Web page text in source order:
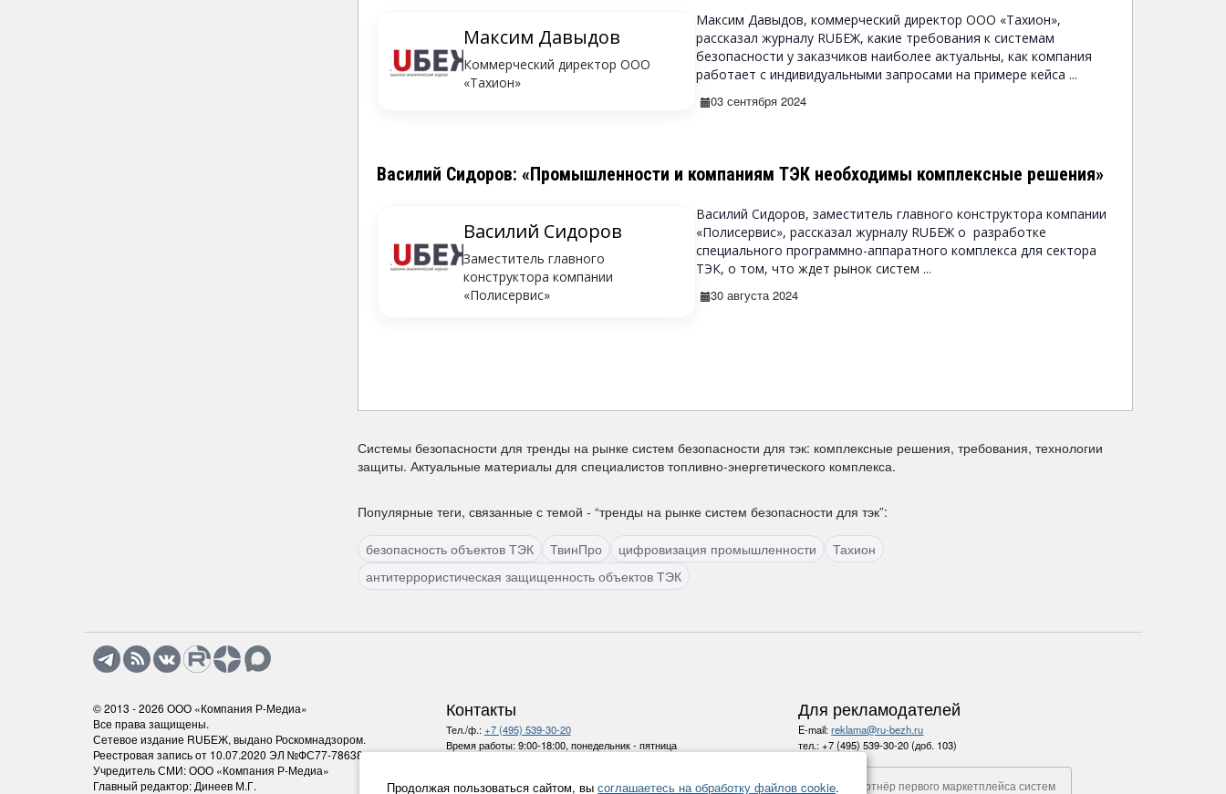
Максим Давыдов
Коммерческий директор ООО
«Тахион»
Максим Давыдов, коммерческий директор ООО «Тахион»,
рассказал журналу RUБЕЖ, какие требования к системам
безопасности у заказчиков наиболее актуальны, как компания
работает с индивидуальными запросами на примере кейса ...
03 сентября 2024
Василий Сидоров: «Промышленности и компаниям ТЭК необходимы комплексные решения»
Василий Сидоров
Заместитель главного
конструктора компании
«Полисервис»
Василий Сидоров, заместитель главного конструктора компании
«Полисервис», рассказал журналу RUБЕЖ о разработке
специального программно-аппаратного комплекса для сектора
ТЭК, о том, что ждет рынок систем ...
30 августа 2024
Системы безопасности для тренды на рынке систем безопасности для тэк: комплексные решения, требования, технологии
защиты. Актуальные материалы для специалистов топливно-энергетического комплекса.
Популярные теги, связанные с темой - “тренды на рынке систем безопасности для тэк”:
безопасность объектов ТЭК ТвинПро цифровизация промышленности
Тахион
антитеррористическая защищенность объектов ТЭК
© 2013 - 2026 ООО «Компания Р-Медиа»
Все права защищены.
Сетевое издание RUБЕЖ, выдано Роскомнадзором.
Реестровая запись от 10.07.2020 ЭЛ №ФС77-78638
Учредитель СМИ: ООО «Компания Р-Медиа»
Главный редактор: Динеев М.Г.
Контакты
Тел./ф.:+7 (495) 539-30-20
Время работы:9:00-18:00, понедельник - пятница
Для рекламодателей
E-mail:reklama@ru-bezh.ru
тел.:+7 (495) 539-30-20 (доб. 103)
Партнёр первого маркетплейса систем
Продолжая пользоваться сайтом, вы соглашаетесь на обработку файлов cookie.